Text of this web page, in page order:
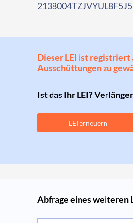
Dieser LEI ist registriert
Ausschüttungen zu
Ist das Ihr LEI?
LEI erneuern
Abfrage eines weiteren